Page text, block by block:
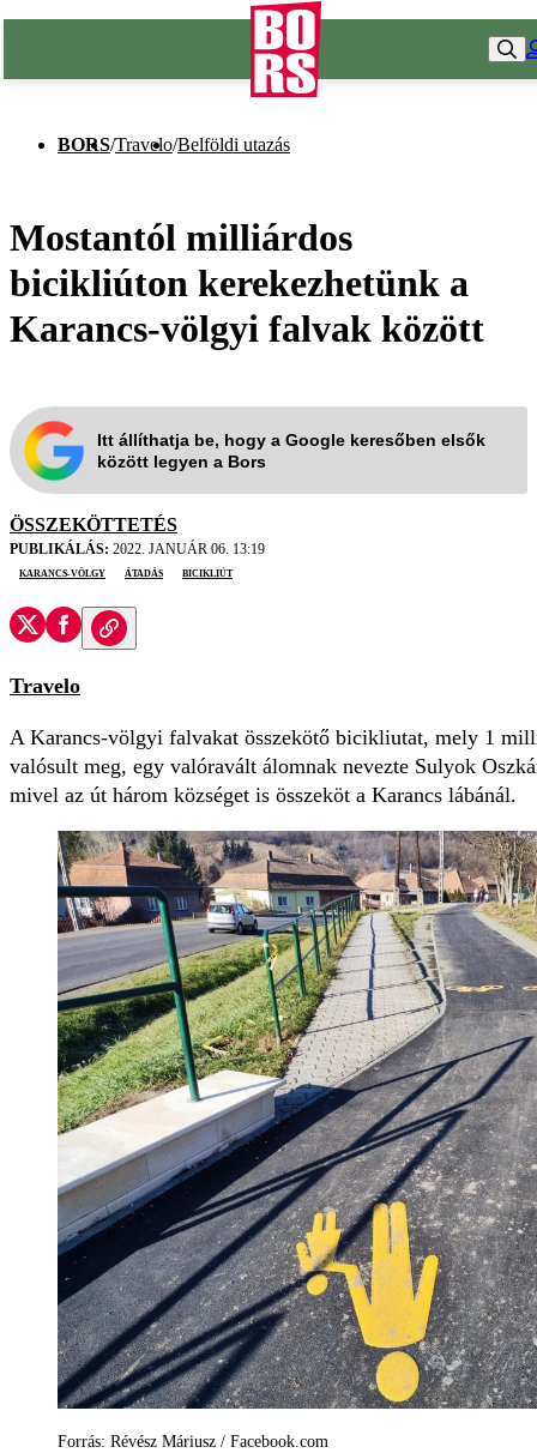
BORS/Travelo/Belföldi utazás
Mostantól milliárdos
bicikliúton kerekezhetünk a
Karancs-völgyi falvak között
Itt állíthatja be, hogy a Google keresőben elsők
között legyen a Bors
ÖSSZEKÖTTETÉS
PUBLIKÁLÁS: 2022. JANUÁR 06. 13:19
Karancs-völgy
átadás bicikliút
Travelo
A Karancs-völgyi falvakat összekötő bicikliutat, mely 1
valósult meg, egy valóravált álomnak nevezte Sulyok
mivel az út három községet is összeköt a Karancs lábánál.
Forrás: Révész Máriusz / Facebook.com